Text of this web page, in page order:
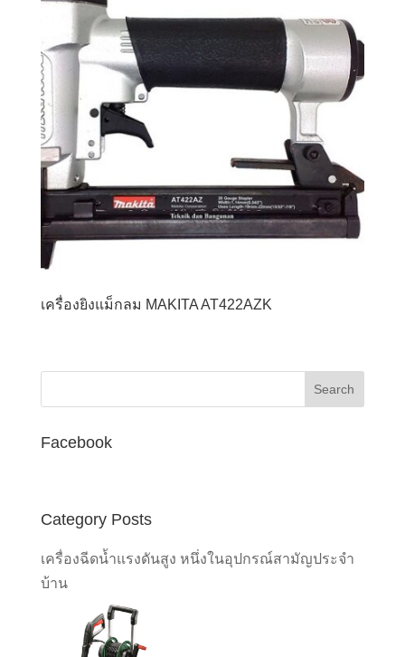
เครื่องยิงแม็กลม MAKITA AT422AZK
Facebook
Category Posts
เครื่องฉีดน้ำแรงดันสูง หนึ่งในอุปกรณ์สามัญประจำ
บ้าน